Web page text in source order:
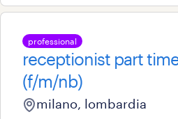
professional
receptionist part
(f/m/nb)
milano, lombardia